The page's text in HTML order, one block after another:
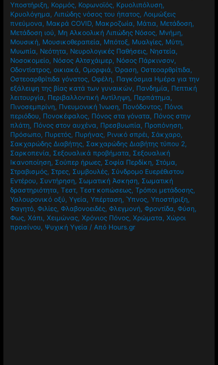
Υποστήριξη, Κορμός, Κορωνοϊός, Κρυολιπόλυση,
Κρυολόγημα, Λιπώδης νόσος του ήπατος, Λοιμώξεις
πνεύμονα, Μακρά COVID, Μακροζωία, Μάτια, Μετάδοση,
Μετάδοση ιού, Μη Αλκοολική Λιπώδης Νόσος, Μνήμη,
Μουσική, Μουσικοθεραπεία, Μπότοξ, Μυαλγίες, Μύτη,
Μυωπία, Νεότητα, Νευρολογικές Παθήσεις, Νηστεία,
Νοσοκομείο, Νόσος Αλτσχάιμερ, Νόσος Πάρκινσον,
Οδοντίατρος,οικιακά, Ομορφιά,Όραση, Οστεοαρθρίτιδα,
Οστεοαρθρίτιδα γόνατος, Οφέλη, Παγκόσμια Ημέρα για την
εξάλειψη της βίας κατά των γυναικών, Πανδημία, Πεπτική
λειτουργία, Περιβαλλοντική Αντίληψη, Περπάτημα,
Πινοσεμπρίνη, Πνευμονική Ίνωση, Πονόδοντος, Πόνοι
περιόδου, Πονοκέφαλος, Πόνος στα γόνατα, Πόνος στην
πλάτη, Πόνος στον αυχένα, Πρεσβυωπία, Προπόνηση,
Πρόσωπο, Πυρετός, Πυρήνας, Ρινικό σπρέι, Σάκχαρο,
Σακχαρώδης Διαβήτης, Σακχαρώδης Διαβήτης τύπου 2,
Σαρκοπενία, Σεξουαλικά προβήματα, Σεξουαλική
Ικανοποίηση, Σούπερ ήρωες, Σοφία Περδίκη, Στόμα,
Στραβισμός, Στρες, Συμβουλές, Σύνδρομο Ευερέθιστου
Εντέρου, Συντήρηση, Σωματική Άσκηση, Σωματική
δραστηριότητα,Τεστ,Τεστ κοπώσεως,Τρόποι μετάδοσης,
Υαλουρονικό οξύ,Υγεία,Υπέρταση,Ύπνος,Υποστήριξη,
Φαγητό,Φιλίες,Φλαβονοειδές,Φλεγμονή,Φροντίδα,Φύση,
Φως,Χάπι,Χειμώνας,Χρόνιος Πόνος,Χρώματα,Χώροι
πρασίνου, Ψυχική Υγεία / Από Hours.gr